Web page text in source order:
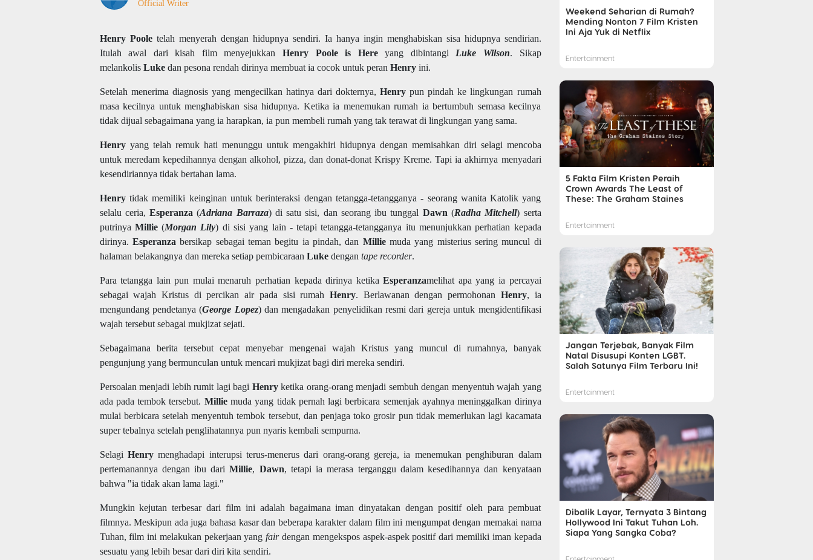
Official Writer
Henry Pooletelah menyerah dengan hidupnya sendiri. Ia hanya ingin menghabiskan sisa hidupnya sendirian.
Itulah awal dari kisah film menyejukkan Henry Poole is Hereyang dibintangi Luke Wilson. Sikap
melankolis Lukedan pesona rendah dirinya membuat ia cocok untuk peran Henryini.
Setelah menerima diagnosis yang mengecilkan hatinya dari dokternya,Henry pun pindah ke lingkungan rumah
masa kecilnya untuk menghabiskan sisa hidupnya. Ketika ia menemukan rumah ia bertumbuh semasa kecilnya
tidak dijual sebagaimana yang ia harapkan, ia pun membeli rumah yang tak terawat di lingkungan yang sama.
Henryyang telah remuk hati menunggu untuk mengakhiri hidupnya dengan memisahkan diri selagi mencoba
untuk meredam kepedihannya dengan alkohol, pizza, dan donat-donat Krispy Kreme. Tapi ia akhirnya menyadari
kesendiriannya tidak bertahan lama.
Henrytidak memiliki keinginan untuk berinteraksi dengan tetangga-tetangganya - seorang wanita Katolik yang
selalu ceria,Esperanza (Adriana Barraza) di satu sisi, dan seorang ibu tunggal Dawn (Radha Mitchell) serta
putrinya Millie(Morgan Lily) di sisi yang lain - tetapi tetangga-tetangganya itu menunjukkan perhatian kepada
dirinya. Esperanza bersikap sebagai teman begitu ia pindah, dan Milliemuda yang misterius sering muncul di
halaman belakangnya dan mereka setiap pembicaraan Lukedengan tape recorder.
Para tetangga lain pun mulai menaruh perhatian kepada dirinya ketikaEsperanzamelihat apa yang ia percayai
sebagai wajah Kristus di percikan air pada sisi rumah Henry. Berlawanan dengan permohonan Henry, ia
mengundang pendetanya (George Lopez) dan mengadakan penyelidikan resmi dari gereja untuk mengidentifikasi
wajah tersebut sebagai mukjizat sejati.
Sebagaimana berita tersebut cepat menyebar mengenai wajah Kristus yang muncul di rumahnya, banyak
pengunjung yang bermunculan untuk mencari mukjizat bagi diri mereka sendiri.
Persoalan menjadi lebih rumit lagi bagi Henryketika orang-orang menjadi sembuh dengan menyentuh wajah yang
ada pada tembok tersebut. Milliemuda yang tidak pernah lagi berbicara semenjak ayahnya meninggalkan dirinya
mulai berbicara setelah menyentuh tembok tersebut, dan penjaga toko grosir pun tidak memerlukan lagi kacamata
super tebalnya setelah penglihatannya pun nyaris kembali sempurna.
Selagi Henrymenghadapi interupsi terus-menerus dari orang-orang gereja, ia menemukan penghiburan dalam
pertemanannya dengan ibu dariMillie, Dawn, tetapi ia merasa terganggu dalam kesedihannya dan kenyataan
bahwa "ia tidak akan lama lagi."
Mungkin kejutan terbesar dari film ini adalah bagaimana iman dinyatakan dengan positif oleh para pembuat
filmnya. Meskipun ada juga bahasa kasar dan beberapa karakter dalam film ini mengumpat dengan memakai nama
Tuhan, film ini melakukan pekerjaan yangfairdengan mengekspos aspek-aspek positif dari memiliki iman kepada
sesuatu yang lebih besar dari diri kita sendiri.
Weekend Seharian di Rumah?
Mending Nonton 7 Film Kristen
Ini Aja Yuk di Netflix
Entertainment
5 Fakta Film Kristen Peraih
Crown Awards The Least of
These: The Graham Staines
Entertainment
Jangan Terjebak, Banyak Film
Natal Disusupi Konten LGBT.
Salah Satunya Film Terbaru Ini!
Entertainment
Dibalik Layar, Ternyata 3 Bintang
Hollywood Ini Takut Tuhan Loh.
Siapa Yang Sangka Coba?